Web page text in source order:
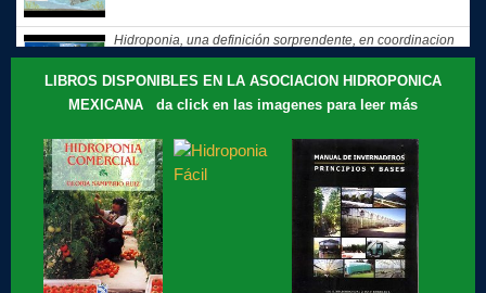
Hidroponia, una definición sorprendente, en coordinacion
con la...
Hidroponia, tips, consejos y recomendaciones, El consejo
Te compartimos nuestros recuerdos: que motivó a Gloria
Samperio a...
Hidroponia, curso básico en linea
LIBROS DISPONIBLES EN LA ASOCIACION HIDROPONICA
MEXICANA da click en las imagenes para leer más